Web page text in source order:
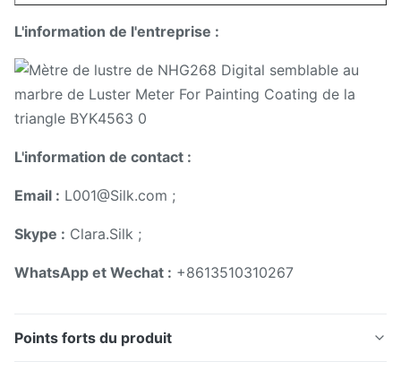
L'information de l'entreprise :
L'information de contact :
Email : L001@Silk.com ;
Skype : Clara.Silk ;
WhatsApp et Wechat : +8613510310267
Points forts du produit